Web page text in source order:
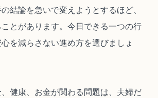
結論を急いで変えようとするほど、
とがあります。今日できる一つの行
を減らさない進め方を選びましょ
健康、お金が関わる問題は、夫婦だ